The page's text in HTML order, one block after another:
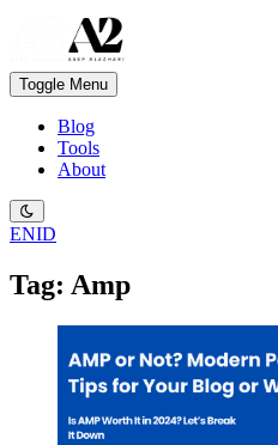
Toggle Menu
Blog
Tools
About
ENID
Tag: Amp